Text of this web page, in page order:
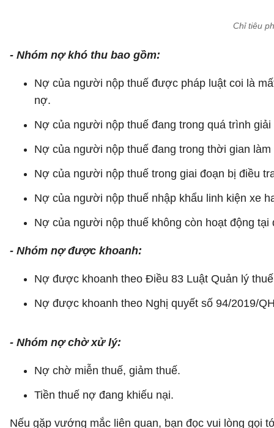
Chỉ tiêu
- Nhóm nợ khó thu bao gồm:
Nợ của người nộp thuế được pháp luật coi là
nợ.
Nợ của người nộp thuế đang trong quá trình giải
Nợ của người nộp thuế đang trong thời gian làm
Nợ của người nộp thuế trong giai đoạn bị điều
Nợ của người nộp thuế nhập khẩu linh kiện xe
Nợ của người nộp thuế không còn hoạt động tại
- Nhóm nợ được khoanh:
Nợ được khoanh theo Điều 83 Luật Quản lý
Nợ được khoanh theo Nghị quyết số 94/2019/
- Nhóm nợ chờ xử lý:
Nợ chờ miễn thuế, giảm thuế.
Tiền thuế nợ đang khiếu nại.
​Nếu gặp vướng mắc liên quan, bạn đọc vui lòng gọi